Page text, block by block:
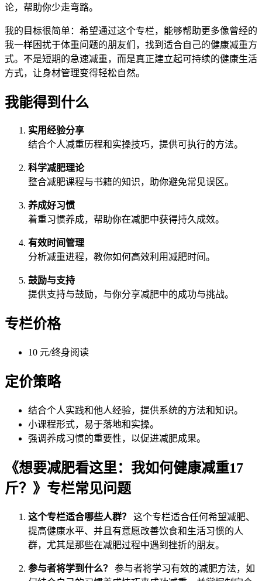
论，帮助你少走弯路。
我的目标很简单：希望通过这个专栏，能够帮助更多像曾经的
我一样困扰于体重问题的朋友们，找到适合自己的健康减重方
式。不是短期的急速减重，而是真正建立起可持续的健康生活
方式，让身材管理变得轻松自然。
我能得到什么
实用经验分享
结合个人减重历程和实操技巧，提供可执行的方法。
科学减肥理论
整合减肥课程与书籍的知识，助你避免常见误区。
养成好习惯
着重习惯养成，帮助你在减肥中获得持久成效。
有效时间管理
分析减重进程，教你如何高效利用减肥时间。
鼓励与支持
提供支持与鼓励，与你分享减肥中的成功与挑战。
专栏价格
10 元/终身阅读
定价策略
结合个人实践和他人经验，提供系统的方法和知识。
小课程形式，易于落地和实操。
强调养成习惯的重要性，以促进减肥成果。
《想要减肥看这里：我如何健康减重17
斤？》专栏常见问题
这个专栏适合哪些人群？
这个专栏适合任何希望减肥、
提高健康水平、并且有意愿改善饮食和生活习惯的人
群，尤其是那些在减肥过程中遇到挫折的朋友。
参与者将学到什么？
参与者将学习有效的减肥方法，如